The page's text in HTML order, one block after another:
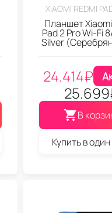
XIAOMI REDMI
Планшет
Pad 2 Pro Wi-Fi
Silver
24.414₽
25.699
В
Купить в